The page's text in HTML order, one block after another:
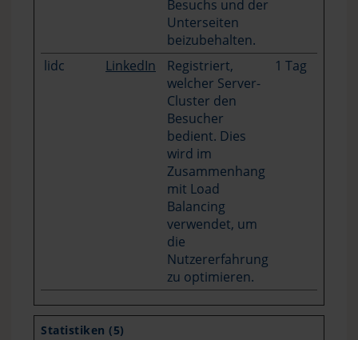
Besuchs und der
Unterseiten
beizubehalten.
lidc
LinkedIn
Registriert,
welcher Server-
Cluster den
Besucher
bedient. Dies
wird im
Zusammenhang
mit Load
Balancing
verwendet, um
die
Nutzererfahrung
zu optimieren.
1 Tag
Statistiken (5)